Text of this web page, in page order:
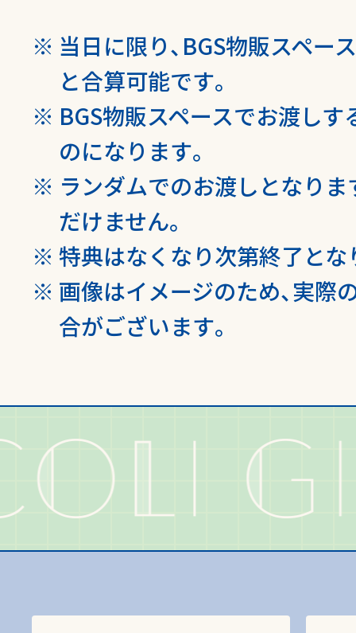
当日に限り、BGS物販スペー
と合算可能です。
BGS物販スペースでお渡し
のになります。
ランダムでのお渡しとなり
だけません。
特典はなくなり次第終了とな
画像はイメージのため、実際
合がございます。